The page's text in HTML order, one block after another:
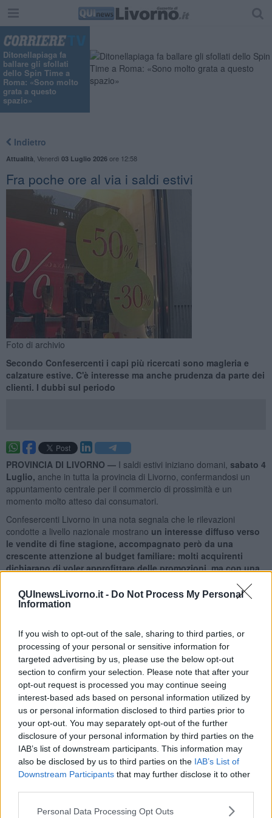
QUInewsLivorno.it - Do Not Process My Personal
Information
If you wish to opt-out of the sale, sharing to third parties, or
processing of your personal or sensitive information for
targeted advertising by us, please use the below opt-out
section to confirm your selection. Please note that after your
opt-out request is processed you may continue seeing
interest-based ads based on personal information utilized by
us or personal information disclosed to third parties prior to
your opt-out. You may separately opt-out of the further
disclosure of your personal information by third parties on the
IAB’s list of downstream participants. This information may
also be disclosed by us to third parties on the IAB’s List of
Downstream Participants that may further disclose it to other
Personal Data Processing Opt Outs
Ditonellapiaga fa
ballare gli sfollati
dello Spin Time a
Roma: «Sono molto
grata a questo
spazio»
Indietro
Attualità Venerdì 03 Luglio 2026ore 12:58
Fra poche ore al via i saldi estivi
Foto di archivio
Secondo Confesercenti i capi più ricercati sono magleria e
calzature estive. C'è interesse ma anche prudenza da parte dei
clienti. I dubbi sul periodo
PROVINCIA DI LIVORNO — I saldi estivi iniziano domani, sabato 4
Luglio, anche in tutta la provincia di Livorno, confermandosi un
appuntamento centrale per il commercio di prossimità e un
momento molto atteso dai consumatori.
Confesercenti Livorno in una nota segnala che le rilevazioni
condotte a livello nazionale mostrano un interesse diffuso verso
le vendite di fine stagione, accompagnato però da una
crescente attenzione al budget familiare: molti acquirenti
dichiarano di voler approfittare delle promozioni, ma con una
precedenti,complice il peso del caro-vita e dei costi fissi
dell’abitazione.
Le scelte di acquisto si concentrano soprattutto sui capi di uso
quotidiano: calzature, t-shirt, top, maglieria leggera, abiti e
pantaloni restano le categorie più ricercate, una tendenza che si
riflette anche nei negozi della provincia.
I saldi continuano quindi a rappresentare un’occasione per
rinnovare il guardaroba estivo con prodotti funzionali e di qualità.
Per Confesercenti
preoccupa invece la crescente diffusione dei
presaldi e delle promozioni anticipate, ormai presenti sia
online che offline.Una parte significativa dei consumatori ha già
effettuato acquisti scontati nelle settimane precedenti, riducendo di
fatto la finestra commerciale in cui i saldi mantengono un valore